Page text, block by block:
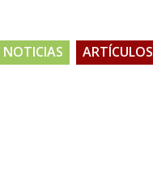
NOTICIAS ARTÍCULOS